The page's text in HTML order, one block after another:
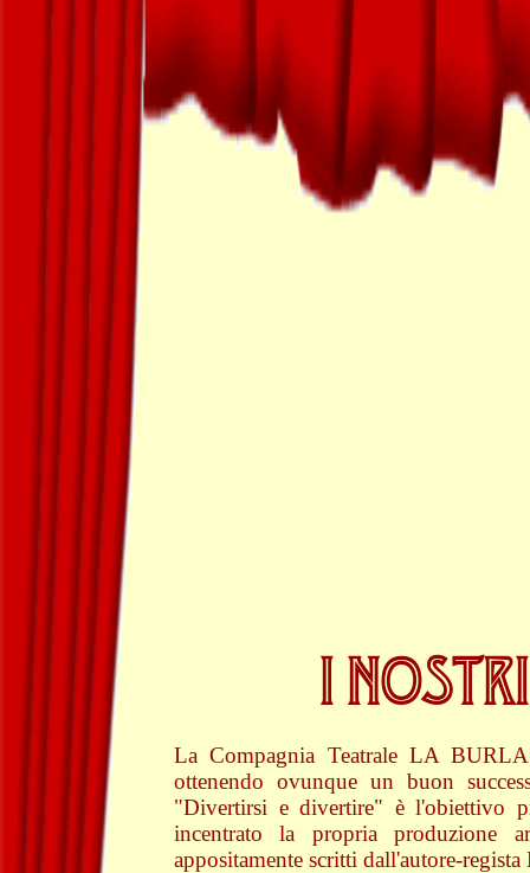
I
La Compagnia Teatrale LA
ottenendo ovunque un buon
"Divertirsi e divertire" è l'obiettivo
incentrato la propria produzione
appositamente scritti dall'autore-